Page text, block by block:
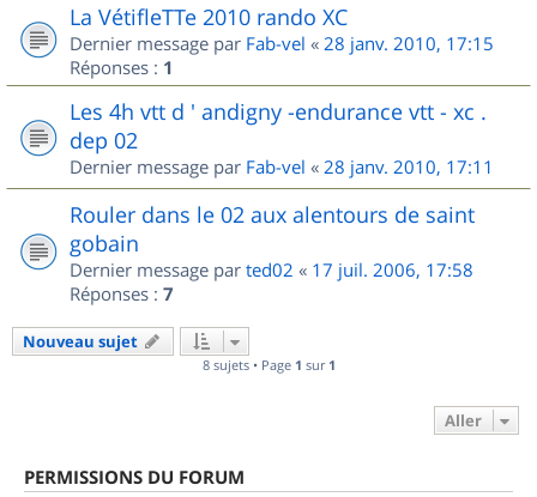
La VétifleTTe 2010 rando XC
Dernier message par Fab-vel « 28 janv. 2010, 17:15
Réponses : 1
Les 4h vtt d ' andigny -endurance vtt - xc .
dep 02
Dernier message par Fab-vel « 28 janv. 2010, 17:11
Rouler dans le 02 aux alentours de saint
gobain
Dernier message par ted02 « 17 juil. 2006, 17:58
Réponses : 7
Nouveau sujet
8 sujets • Page 1 sur 1
Aller
PERMISSIONS DU FORUM